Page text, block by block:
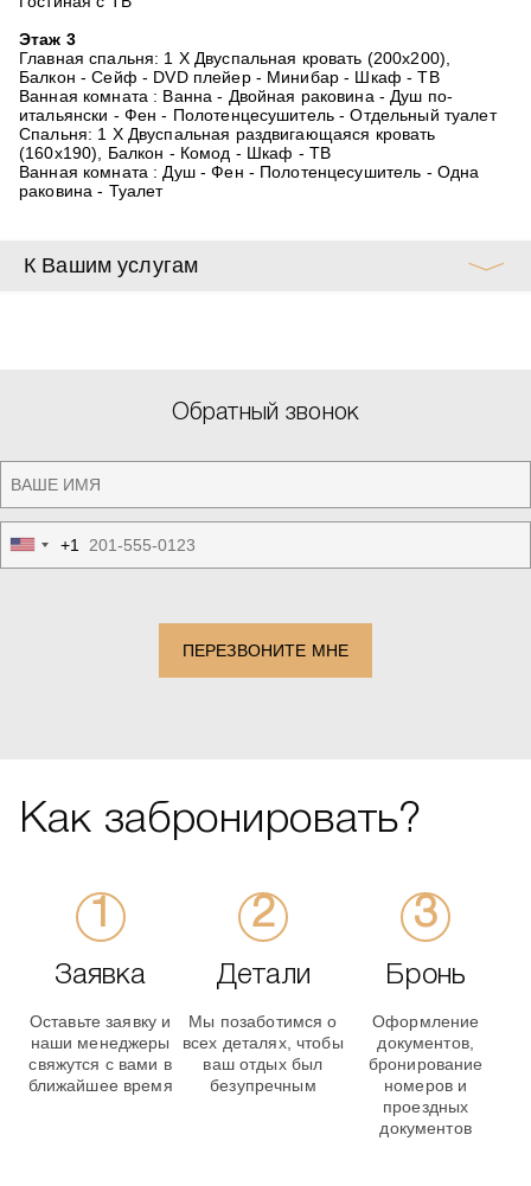
Этаж 3
Главная спальня: 1 X Двуспальная кровать (200x200),
Балкон - Сейф - DVD плейер - Минибар - Шкаф - ТВ
Ванная комната : Ванна - Двойная раковина - Душ по-
итальянски - Фен - Полотенцесушитель - Отдельный туалет
Спальня: 1 X Двуспальная раздвигающаяся кровать
(160x190), Балкон - Комод - Шкаф - ТВ
Ванная комната : Душ - Фен - Полотенцесушитель - Одна
раковина - Туалет
К Вашим услугам
Обратный звонок
United
States
+1
ПЕРЕЗВОНИТЕ МНЕ
Как забронировать?
Заявка
Оставьте заявку и
наши менеджеры
свяжутся с вами в
ближайшее время
Детали
Мы позаботимся о
всех деталях, чтобы
ваш отдых был
безупречным
Бронь
Оформление
документов,
бронирование
номеров и
проездных
документов